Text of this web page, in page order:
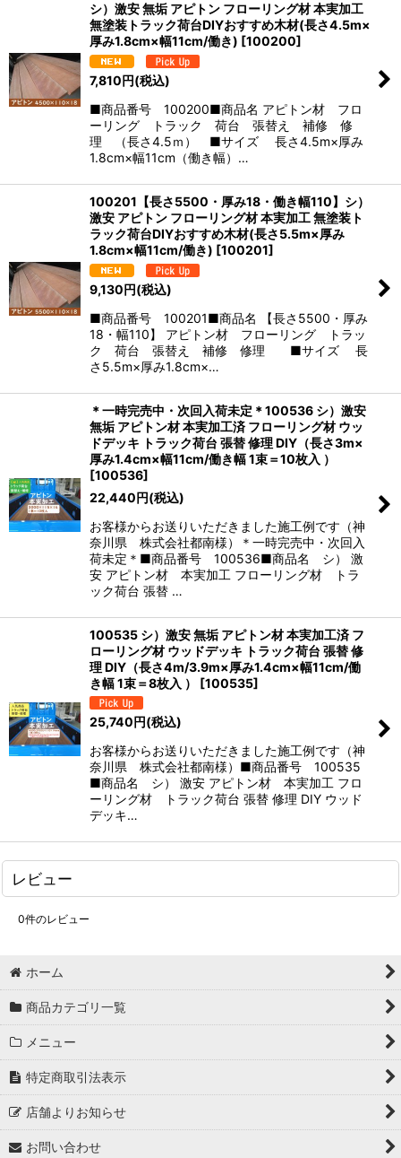
シ）激安 無垢 アピトン フローリング材 本実加工
無塗装トラック荷台DIYおすすめ木材(長さ4.5m×
厚み1.8cm×幅11cm/働き) [100200]
7,810円(税込)
■商品番号 100200■商品名 アピトン材 フロ
ーリング トラック 荷台 張替え 補修 修
理 （長さ4.5ｍ） ■サイズ 長さ4.5m×厚み
1.8cm×幅11cm（働き幅）…
100201【長さ5500・厚み18・働き幅110】シ）
激安 アピトン フローリング材 本実加工 無塗装ト
ラック荷台DIYおすすめ木材(長さ5.5m×厚み
1.8cm×幅11cm/働き) [100201]
9,130円(税込)
■商品番号 100201■商品名 【長さ5500・厚み
18・幅110】 アピトン材 フローリング トラッ
ク 荷台 張替え 補修 修理 ■サイズ 長
さ5.5m×厚み1.8cm×…
＊一時完売中・次回入荷未定＊100536 シ）激安
無垢 アピトン材 本実加工済 フローリング材 ウッ
ドデッキ トラック荷台 張替 修理 DIY（長さ3m×
厚み1.4cm×幅11cm/働き幅 1束＝10枚入 ）
[100536]
22,440円(税込)
お客様からお送りいただきました施工例です（神
奈川県 株式会社都南様）＊一時完売中・次回入
荷未定＊■商品番号 100536■商品名 シ） 激
安 アピトン材 本実加工 フローリング材 トラ
ック荷台 張替 …
100535 シ）激安 無垢 アピトン材 本実加工済 フ
ローリング材 ウッドデッキ トラック荷台 張替 修
理 DIY（長さ4m/3.9m×厚み1.4cm×幅11cm/働
き幅 1束＝8枚入 ）
[100535]
25,740円(税込)
お客様からお送りいただきました施工例です（神
奈川県 株式会社都南様）■商品番号 100535
■商品名 シ） 激安 アピトン材 本実加工 フロ
ーリング材 トラック荷台 張替 修理 DIY ウッド
デッキ…
レビュー
0件のレビュー
ホーム
商品カテゴリ一覧
メニュー
特定商取引法表示
店舗よりお知らせ
お問い合わせ